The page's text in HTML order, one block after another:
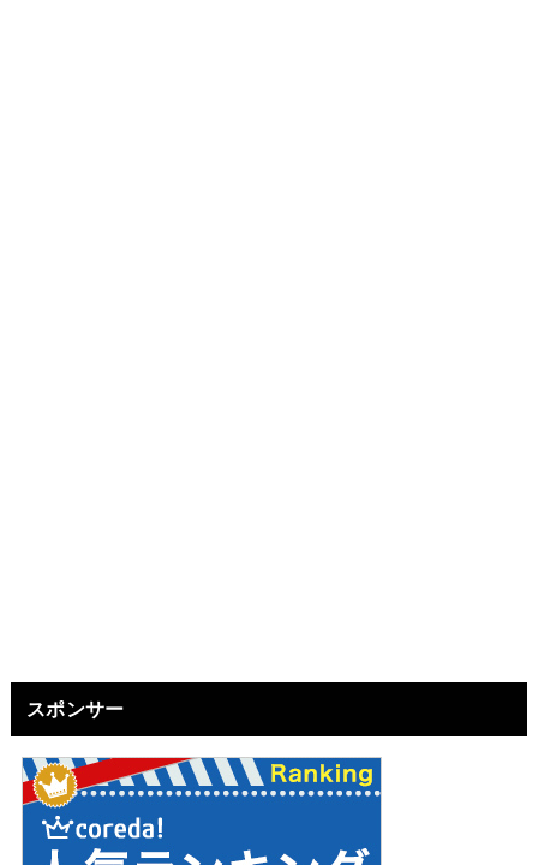
スポンサー